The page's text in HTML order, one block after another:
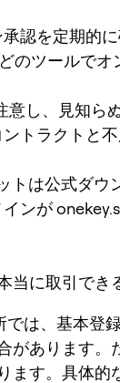
認を定期的に
のツールでオ
意し、見知ら
トラクトと
トは公式ダウ
ンが
当に取引でき
では、基本登
があります。
ます。具体的